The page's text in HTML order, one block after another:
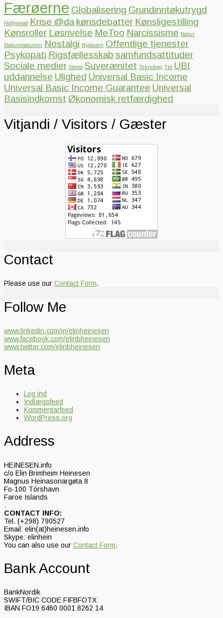
Færøerne Globalisering Grundinntøkutrygd
Hollywood Krise @da kønsdebatter Kønsligestilling
Kønsroller Løsrivelse MeToo Narcissisme Natur
Naturressourcer Nostalgi Nyslaveri Offentlige tjenester
Psykopati Rigsfællesskab samfundsattituder
Sociale medier Stress Suverænitet Teknologi Tid UBI
uddannelse Ulighed Universal Basic Income
Universal Basic Income Guarantee Universal
Basisindkomst Økonomisk retfærdighed
Vitjandi / Visitors / Gæster
Contact
Please use our Contact Form.
Follow Me
www.linkedin.com/in/elinheinesen
www.facebook.com/elinbheinesen
www.twitter.com/elinbheinesen
Meta
Log ind
Indlægsfeed
Kommentarfeed
WordPress.org
Address
HEINESEN.info
c/o Elin Brimheim Heinesen
Magnus Heinasonargøta 8
Fo-100 Tórshavn
Faroe Islands
.
CONTACT INFO:
Tel. (+298) 790527
Email: elin(at)heinesen.info
Skype: elinhein
You can also use our Contact Form.
Bank Account
BankNordik
SWIFT/BIC CODE FIFBFOTX
IBAN FO19 6460 0001 8262 14